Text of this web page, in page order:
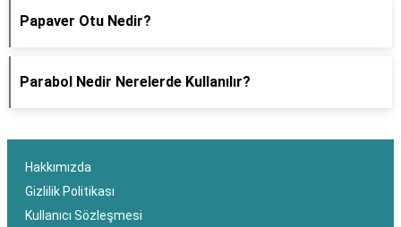
Papaver Otu Nedir?
Parabol Nedir Nerelerde Kullanılır?
Hakkımızda
Gizlilik Politikası
Kullanıcı Sözleşmesi